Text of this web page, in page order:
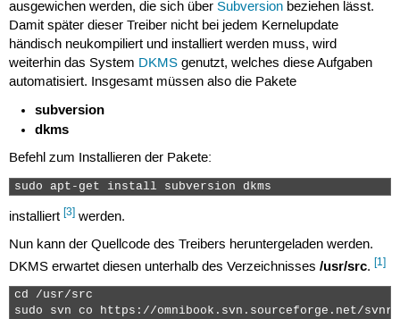
  </device>
</deviceinfo>
ausgewichen werden, die sich über Subversionbeziehen lässt.
Damit später dieser Treiber nicht bei jedem Kernelupdate
händisch neukompiliert und installiert werden muss, wird
weiterhin das System DKMSgenutzt, welches diese Aufgaben
automatisiert. Insgesamt müssen also die Pakete
subversion
dkms
Befehl zum Installieren der Pakete:
sudo apt-get install subversion dkms
installiert [3]werden.
Nun kann der Quellcode des Treibers heruntergeladen werden.
DKMS erwartet diesen unterhalb des Verzeichnisses /usr/src. [1]
cd /usr/src
sudo svn co https://omnibook.svn.sourceforge.net/